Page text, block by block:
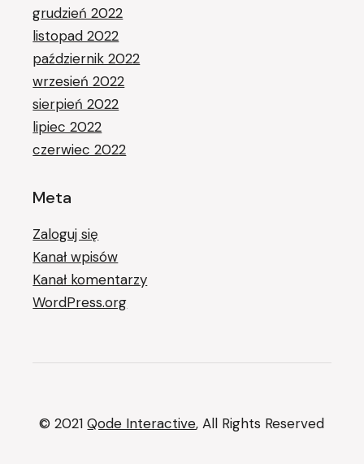
grudzień 2022
listopad 2022
październik 2022
wrzesień 2022
sierpień 2022
lipiec 2022
czerwiec 2022
Meta
Zaloguj się
Kanał wpisów
Kanał komentarzy
WordPress.org
© 2021Qode Interactive, All Rights Reserved